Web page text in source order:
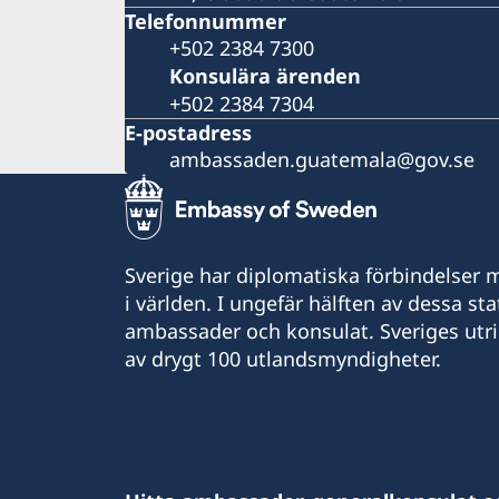
Telefonnummer
+502 2384 7300
Konsulära ärenden
+502 2384 7304
E-postadress
ambassaden.guatemala@gov.se
Sverige har diplomatiska förbindelser
i världen. I ungefär hälften av dessa
ambassader och konsulat. Sveriges
av drygt 100 utlandsmyndigheter.